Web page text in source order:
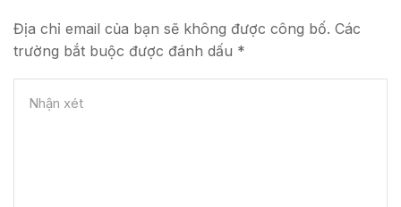
Địa chỉ email của bạn sẽ không được công bố. Các
trường bắt buộc được đánh dấu *